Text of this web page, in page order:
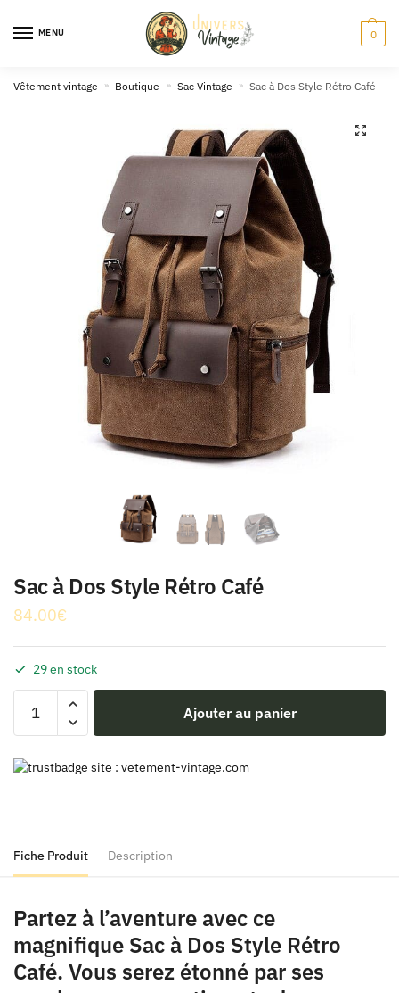
MENU 0
Vêtement vintage » Boutique » Sac Vintage » Sac à Dos Style Rétro Café
🔍
Sac à Dos Style Rétro Café
84.00€
29 en stock
Sac
à
Café
Ajouter au panier
Fiche Produit Description
Partez à l’aventure avec ce
magnifique Sac à Dos Style Rétro
Café. Vous serez étonné par ses